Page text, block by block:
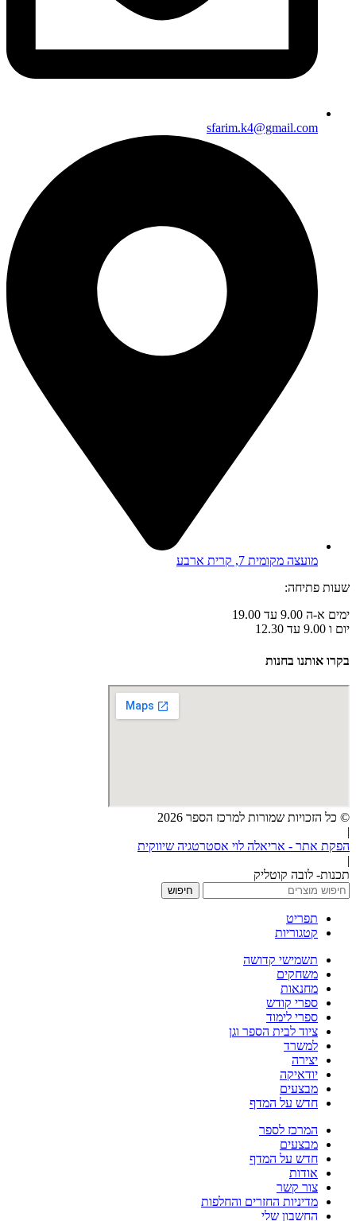
sfarim.k4@gmail.com
מועצה מקומית 7, קרית ארבע
שעות פתיחה:
ימים א-ה 9.00 עד 19.00
יום ו 9.00 עד 12.30
בקרו אותנו בחנות
© כל הזכויות שמורות למרכז הספר 2026
|
הפקת אתר - אריאלה לוי אסטרטגיה שיווקית
|
תכנות- לובה קוטליק
חיפוש
תפריט
קטגוריות
תשמישי קדושה
משחקים
מחנאות
ספרי קודש
ספרי לימוד
ציוד לבית הספר וגן
למשרד
יצירה
יודאיקה
מבצעים
חדש על המדף
המרכז לספר
מבצעים
חדש על המדף
אודות
צור קשר
מדיניות החזרים והחלפות
החשבון שלי